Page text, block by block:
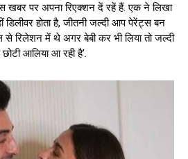
खबर पर अपना रिएक्शन दें रहें हैं. एक ने लिखा
डिलीवर होता है, जीतनी जल्दी आप पेरेंट्स बन
से रिलेशन में थे अगर बेबी कर भी लिया तो जल्दी
आलिया आ रही है’.